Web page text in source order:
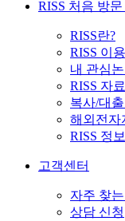
RISS 처음 방
RISS란?
RISS 이
내 관심
RISS 자
복사/대
해외전자
RISS 정
고객센터
자주 찾
상담 신청